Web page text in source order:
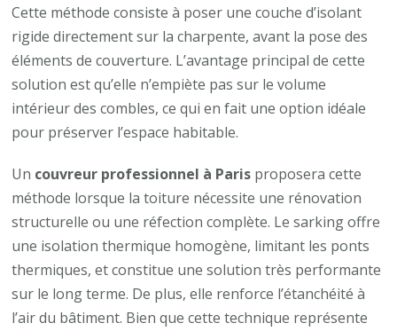
Cette méthode consiste à poser une couche d’isolant
rigide directement sur la charpente, avant la pose des
éléments de couverture. L’avantage principal de cette
solution est qu’elle n’empiète pas sur le volume
intérieur des combles, ce qui en fait une option idéale
pour préserver l’espace habitable.
Un couvreur professionnel à Paris proposera cette
méthode lorsque la toiture nécessite une rénovation
structurelle ou une réfection complète. Le sarking offre
une isolation thermique homogène, limitant les ponts
thermiques, et constitue une solution très performante
sur le long terme. De plus, elle renforce l’étanchéité à
l’air du bâtiment. Bien que cette technique représente